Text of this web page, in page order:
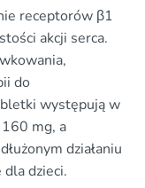
receptorów β1
akcji serca.
do
występują w
mg, a
działaniu
dzieci.